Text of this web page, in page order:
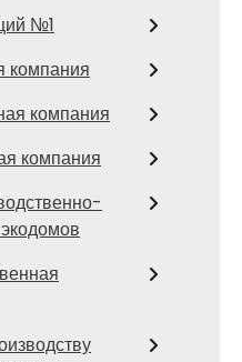
№1
компания
компания
компания